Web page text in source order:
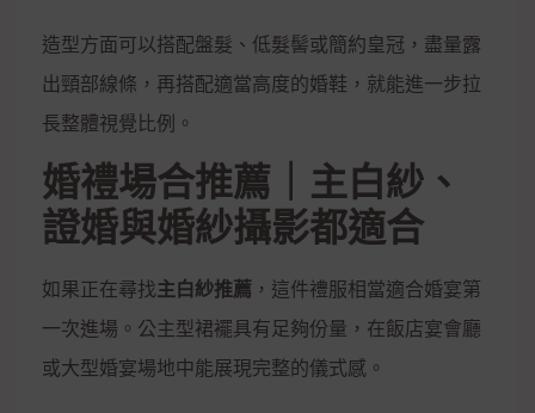
造型方面可以搭配盤髮、低髮髻或簡約皇冠，盡量露
出頸部線條，再搭配適當高度的婚鞋，就能進一步拉
長整體視覺比例。
婚禮場合推薦｜主白紗、
證婚與婚紗攝影都適合
如果正在尋找主白紗推薦 ，這件禮服相當適合婚宴第
一次進場。公主型裙襬具有足夠份量，在飯店宴會廳
或大型婚宴場地中能展現完整的儀式感。